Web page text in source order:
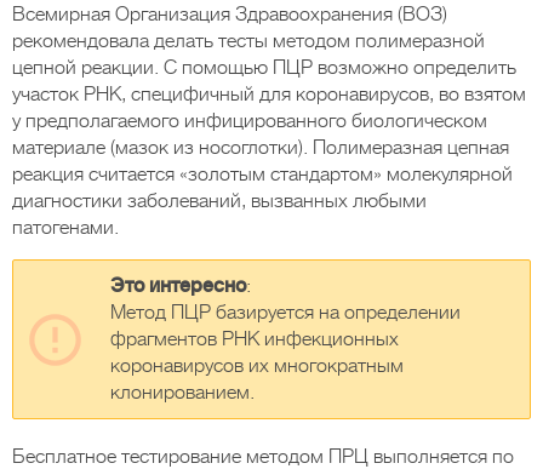
Всемирная Организация Здравоохранения (ВОЗ)
рекомендовала делать тесты методом полимеразной
цепной реакции. С помощью ПЦР возможно определить
участок РНК, специфичный для коронавирусов, во взятом
у предполагаемого инфицированного биологическом
материале (мазок из носоглотки). Полимеразная цепная
реакция считается «золотым стандартом» молекулярной
диагностики заболеваний, вызванных любыми
патогенами.
Это интересно:
Метод ПЦР базируется на определении
фрагментов РНК инфекционных
коронавирусов их многократным
клонированием.
Бесплатное тестирование методом ПРЦ выполняется по